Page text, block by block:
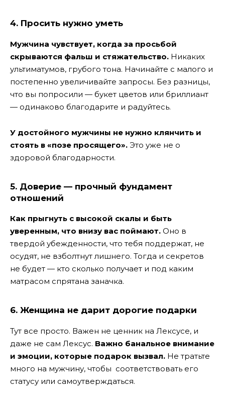
4. Просить нужно уметь
Мужчина чувствует, когда за просьбой
скрываются фальш и стяжательство. Никаких
ультиматумов, грубого тона. Начинайте с малого и
постепенно увеличивайте запросы. Без разницы,
что вы попросили — букет цветов или бриллиант
— одинаково благодарите и радуйтесь.
У достойного мужчины не нужно клянчить и
стоять в «позе просящего». Это уже не о
здоровой благодарности.
5. Доверие — прочный фундамент
отношений
Как прыгнуть с высокой скалы и быть
уверенным, что внизу вас поймают. Оно в
твердой убежденности, что тебя поддержат, не
осудят, не взболтнут лишнего. Тогда и секретов
не будет — кто сколько получает и под каким
матрасом спрятана заначка.
6. Женщина не дарит дорогие подарки
Тут все просто. Важен не ценник на Лексусе, и
даже не сам Лексус. Важно банальное внимание
и эмоции, которые подарок вызвал. Не тратьте
много на мужчину, чтобы соответствовать его
статусу или самоутверждаться.